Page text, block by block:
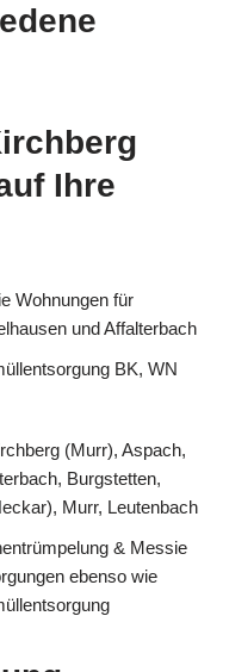
Ihre
Wohnungen für
und Affalterbach
BK, WN
(Murr), Aspach,
Burgstetten,
Murr, Leutenbach
& Messie
ebenso wie